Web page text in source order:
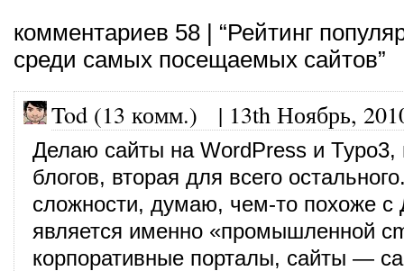
комментариев 58 | “Рейтинг
среди самых посещаемых сайтов”
Tod (13 комм.) | 13th Ноябрь,
Делаю сайты на WordPress и Typo3,
блогов, вторая для всего
сложности, думаю, чем-то похоже с
является именно «промышленной
корпоративные порталы, сайты —